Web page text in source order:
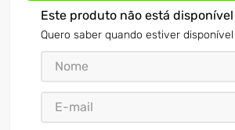
Este produto não está
Quero saber quando estiver disponível
10º climatizador